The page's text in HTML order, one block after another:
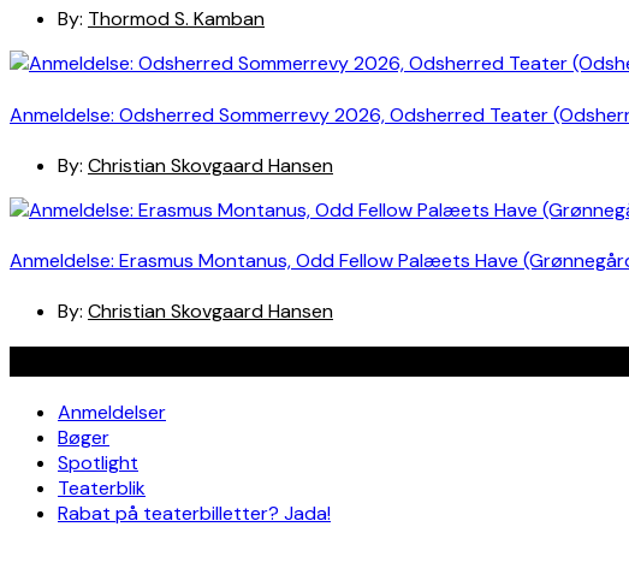
By: Thormod S. Kamban
Anmeldelse: Odsherred Sommerrevy 2026, Odsherred Teater
By: Christian Skovgaard Hansen
Anmeldelse: Erasmus Montanus, Odd Fellow Palæets Have
By: Christian Skovgaard Hansen
Anmeldelser
Bøger
Spotlight
Teaterblik
Rabat på teaterbilletter? Jada!